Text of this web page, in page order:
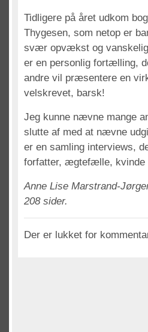
Tidligere på året udkom
Thygesen, som netop er
svær opvækst og
er en personlig fortælling,
andre vil præsentere en
velskrevet, barsk!
Jeg kunne nævne mange
slutte af med at nævne
er en samling interviews,
forfatter, ægtefælle, kvinde
Anne Lise Marstrand-
208 sider.
Der er lukket for